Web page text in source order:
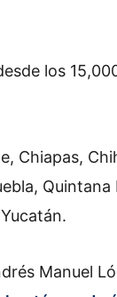
los
Chiapas,
Quintana
Manuel